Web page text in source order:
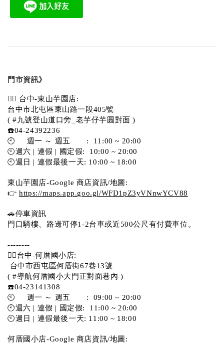
門市資訊》
💁‍♀️ 台中-東山芋園店:
台中市北屯區東山路一段405號
( #九號登山道口旁_老芋仔芋圓對面 )
☎️04-24392236
🕙     週一 ～ 週五       :  11:00 ~ 20:00
🕙週六 | 連假 | 國定假:  10:00 ~ 20:00
🕙週日 | 連假最後一天: 10:00 ~ 18:00
東山芋園店-Google 商店資訊/地圖:
👉 https://maps.app.goo.gl/WFD1pZ3yVNnwYCV88
🚗停車資訊
門口騎樓、路邊可停1-2台車或近500公尺有付費車位。
--------
💁‍♀️台中-何厝國小店:
台中市西屯區何厝街67巷13號
( #導航何厝國小大門正對面巷內 )
☎️04-23141308
🕙     週一 ～ 週五       :  09:00 ~ 20:00
🕙週六 | 連假 | 國定假:  11:00 ~ 20:00
🕙週日 | 連假最後一天: 11:00 ~ 18:00
何厝國小店-Google 商店資訊/地圖: